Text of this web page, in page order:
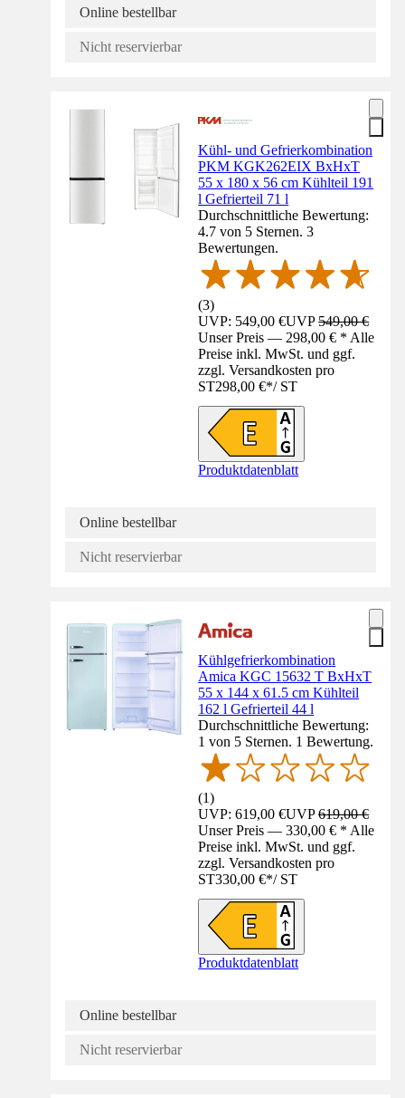
Online bestellbar
Nicht reservierbar
Kühl- und Gefrierkombination
PKM KGK262EIX BxHxT
55 x 180 x 56 cm Kühlteil 191
l Gefrierteil 71 l
Durchschnittliche Bewertung:
4.7 von 5 Sternen. 3
Bewertungen.
(3)
UVP: 549,00 €UVP549,00 €
Unser Preis — 298,00 € * Alle
Preise inkl. MwSt. und ggf.
zzgl. Versandkosten pro
ST298,00 €*/ ST
Produktdatenblatt
Online bestellbar
Nicht reservierbar
Kühlgefrierkombination
Amica KGC 15632 T BxHxT
55 x 144 x 61.5 cm Kühlteil
162 l Gefrierteil 44 l
Durchschnittliche Bewertung:
1 von 5 Sternen. 1 Bewertung.
(1)
UVP: 619,00 €UVP619,00 €
Unser Preis — 330,00 € * Alle
Preise inkl. MwSt. und ggf.
zzgl. Versandkosten pro
ST330,00 €*/ ST
Produktdatenblatt
Online bestellbar
Nicht reservierbar